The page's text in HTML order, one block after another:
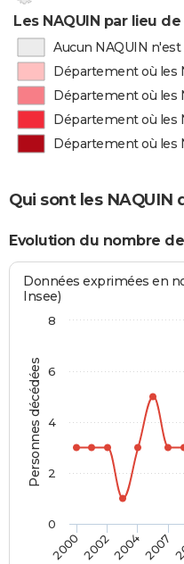
Les NAQUIN par lieu
Aucun NAQUIN
Département où les
Département où les
Département où les
Département où les
Qui sont les
Evolution du nombre
Personnes décédées
Données exprimées en
Insee)
2000200220042007
0
2
4
6
8